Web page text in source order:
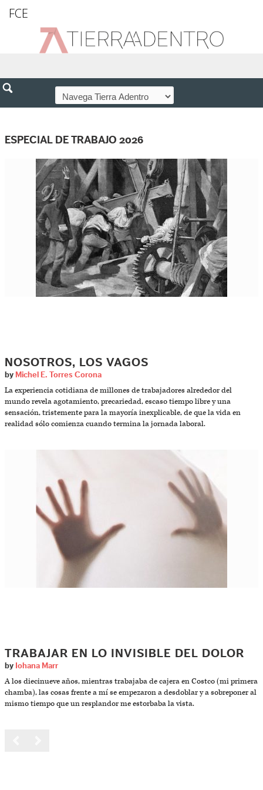
FCE
ESPECIAL DE TRABAJO 2026
NOSOTROS, LOS VAGOS
by Michel E. Torres Corona
La experiencia cotidiana de millones de trabajadores alrededor del
mundo revela agotamiento, precariedad, escaso tiempo libre y una
sensación, tristemente para la mayoría inexplicable, de que la vida en
realidad sólo comienza cuando termina la jornada laboral.
TRABAJAR EN LO INVISIBLE DEL DOLOR
by Iohana Marr
A los diecinueve años, mientras trabajaba de cajera en Costco (mi primera
chamba), las cosas frente a mí se empezaron a desdoblar y a sobreponer al
mismo tiempo que un resplandor me estorbaba la vista.